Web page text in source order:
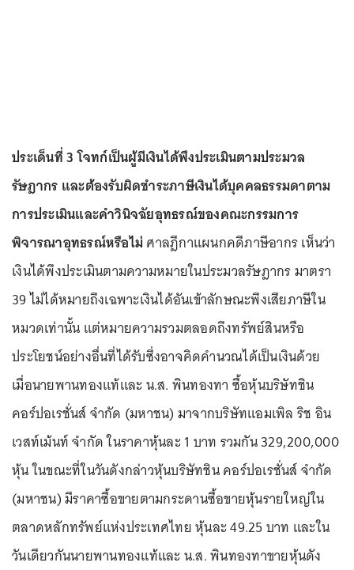
ประเด็นที่ 3 โจทก์เป็นผู้มีเงินได้พึงประเมินตามประมวล
รัษฎากร และต้องรับผิดชำระภาษีเงินได้บุคคลธรรมดาตาม
การประเมินและคำวินิจฉัยอุทธรณ์ของคณะกรรมการ
พิจารณาอุทธรณ์หรือไม่ ศาลฎีกาแผนกคดีภาษีอากร เห็นว่า
เงินได้พึงประเมินตามความหมายในประมวลรัษฎากร มาตรา
39 ไม่ได้หมายถึงเฉพาะเงินได้อันเข้าลักษณะพึงเสียภาษีใน
หมวดเท่านั้น แต่หมายความรวมตลอดถึงทรัพย์สินหรือ
ประโยชน์อย่างอื่นที่ได้รับซึ่งอาจคิดคำนวณได้เป็นเงินด้วย
เมื่อนายพานทองแท้และ น.ส. พินทองทา ซื้อหุ้นบริษัทชิน
คอร์ปอเรชั่นส์ จำกัด (มหาชน) มาจากบริษัทแอมเพิล ริช อิน
เวสท์เม้นท์ จำกัด ในราคาหุ้นละ 1 บาท รวมกัน 329,200,000
หุ้น ในขณะที่ในวันดังกล่าวหุ้นบริษัทชิน คอร์ปอเรชั่นส์ จำกัด
(มหาชน) มีราคาซื้อขายตามกระดานซื้อขายหุ้นรายใหญ่ใน
ตลาดหลักทรัพย์แห่งประเทศไทย หุ้นละ 49.25 บาท และใน
วันเดียวกันนายพานทองแท้และ น.ส. พินทองทาขายหุ้นดัง